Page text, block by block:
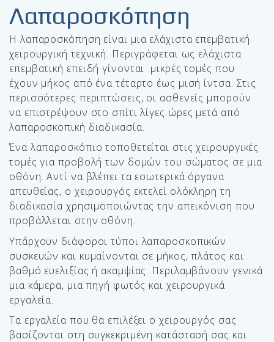
Λαπαροσκόπηση
Η λαπαροσκόπηση είναι μια ελάχιστα επεμβατική
χειρουργική τεχνική. Περιγράφεται ως ελάχιστα
επεμβατική επειδή γίνονται μικρές τομές που
έχουν μήκος από ένα τέταρτο έως μισή ίντσα. Στις
περισσότερες περιπτώσεις, οι ασθενείς μπορούν
να επιστρέψουν στο σπίτι λίγες ώρες μετά από
λαπαροσκοπική διαδικασία.
Ένα λαπαροσκόπιο τοποθετείται στις χειρουργικές
τομές για προβολή των δομών του σώματος σε μια
οθόνη. Αντί να βλέπει τα εσωτερικά όργανα
απευθείας, ο χειρουργός εκτελεί ολόκληρη τη
διαδικασία χρησιμοποιώντας την απεικόνιση που
προβάλλεται στην οθόνη.
Υπάρχουν διάφοροι τύποι λαπαροσκοπικών
συσκευών και κυμαίνονται σε μήκος, πλάτος και
βαθμό ευελιξίας ή ακαμψίας. Περιλαμβάνουν γενικά
μια κάμερα, μια πηγή φωτός και χειρουργικά
εργαλεία.
Τα εργαλεία που θα επιλέξει ο χειρουργός σας
βασίζονται στη συγκεκριμένη κατάστασή σας και